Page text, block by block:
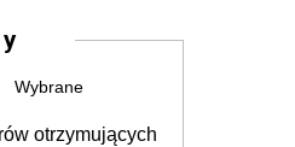
Wybrane
otrzymujących